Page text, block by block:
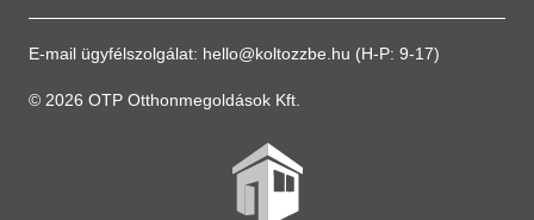
E-mail ügyfélszolgálat: hello@koltozzbe.hu (H-P: 9-17)
© 2026 OTP Otthonmegoldások Kft.